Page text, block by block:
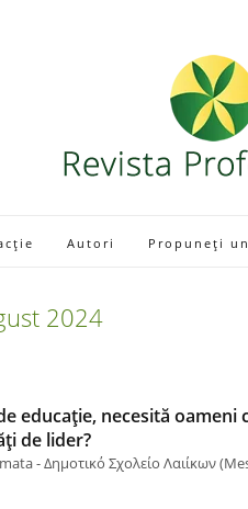
Autori Propuneți
2024
educație, necesită oameni
de lider?
- Δημοτικό Σχολείο Λαιίκων